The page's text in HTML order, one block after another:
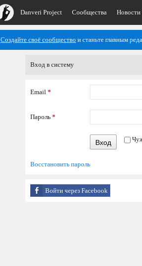
Danveri Project Сообщества Новости
Создайте своё сообщество и станьте главным
Вход в систему
Email *
Пароль *
Вход
Восстановить пароль
Войти через Facebook